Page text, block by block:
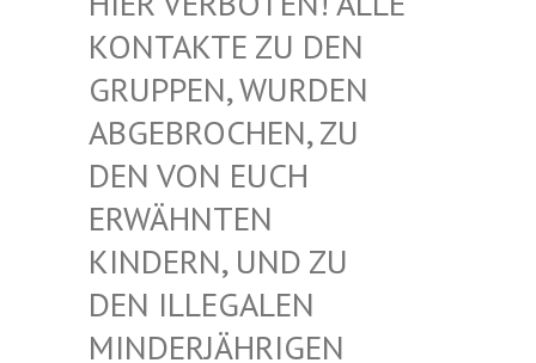
ONTAKTE ZU DEN G
RUPPEN, WURDEN A
BGEBROCHEN, ZU D
EN VON EUCH E
RWÄHNTEN K
INDERN, UND ZU D
EN ILLEGALEN M
INDERJÄHRIGEN Z